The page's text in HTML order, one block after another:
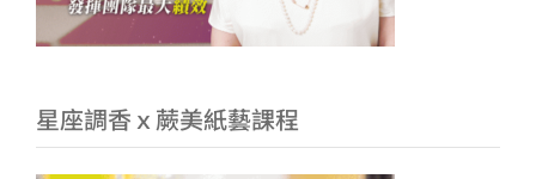
星座調香ｘ蕨美紙藝課程